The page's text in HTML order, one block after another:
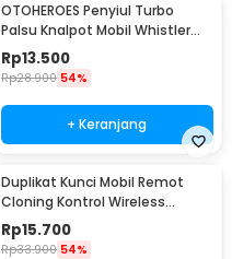
OTOHEROES Penyiul Turbo
Palsu Knalpot Mobil Whistler
1000-1800cc M 1.6-2.0 - TUR007
Rp13.500
Rp28.900 54%
+ Keranjang
Duplikat Kunci Mobil Remot
Cloning Kontrol Wireless
433.92MHz 1 PCS - WE32
Rp15.700
Rp33.900 54%